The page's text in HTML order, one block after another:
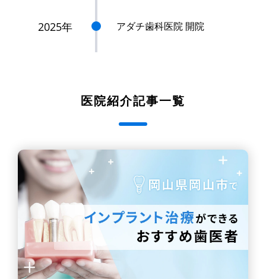
2025年 アダチ歯科医院 開院
医院紹介記事一覧